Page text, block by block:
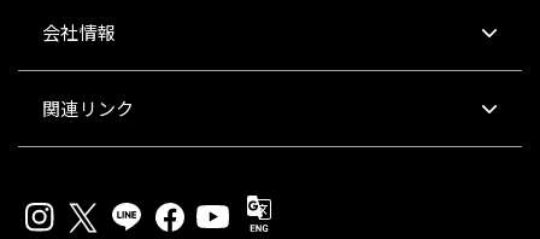
会社情報
関連リンク